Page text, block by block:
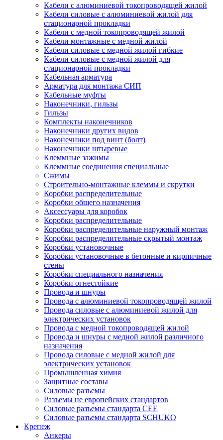
Кабели с алюминиевой токопроводящей жилой
Кабели силовые с алюминиевой жилой для
стационарной прокладки
Кабели с медной токопроводящей жилой
Кабели монтажные с медной жилой
Кабели силовые с медной жилой гибкие
Кабели силовые с медной жилой для
стационарной прокладки
Кабельная арматура
Арматура для монтажа СИП
Кабельные муфты
Наконечники, гильзы
Гильзы
Комплекты наконечников
Наконечники других видов
Наконечники под винт (болт)
Наконечники штыревые
Клеммные зажимы
Клеммные соединения специальные
Сжимы
Строительно-монтажные клеммы и скрутки
Коробки распределительные
Коробки общего назначения
Аксессуары для коробок
Коробки распределительные
Коробки распределительные наружный монтаж
Коробки распределительные скрытый монтаж
Коробки установочные
Коробки установочные в бетонные и кирпичные
стены
Коробки специального назначения
Коробки огнестойкие
Провода и шнуры
Провода с алюминиевой токопроводящей жилой
Провода силовые с алюминиевой жилой для
электрических установок
Провода с медной токопроводящей жилой
Провода и шнуры с медной жилой различного
назначения
Провода силовые с медной жилой для
электрических установок
Промышленная химия
Защитные составы
Силовые разъемы
Разъемы не европейских стандартов
Силовые разъемы стандарта CEE
Силовые разъемы стандарта SCHUKO
Крепеж
Анкеры